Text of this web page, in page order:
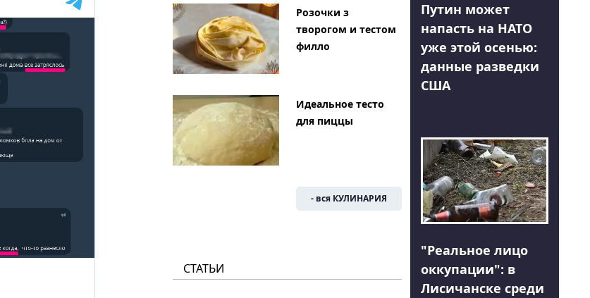
Розочки з
творогом и тестом
филло
Идеальное тесто
для пиццы
- вся КУЛИНАРИЯ
СТАТЬИ
Путин может
напасть на НАТО
уже этой осенью:
данные разведки
США
"Реальное лицо
оккупации": в
Лисичанске среди